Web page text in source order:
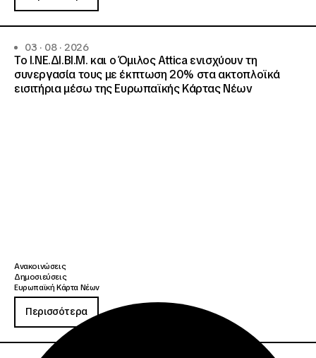
03 · 08 · 2026
Το Ι.ΝΕ.ΔΙ.ΒΙ.Μ. και o Όμιλος Attica ενισχύουν τη
συνεργασία τους με έκπτωση 20% στα ακτοπλοϊκά
εισιτήρια μέσω της Ευρωπαϊκής Κάρτας Νέων
Ανακοινώσεις
Δημοσιεύσεις
Ευρωπαϊκή Κάρτα Νέων
Περισσότερα